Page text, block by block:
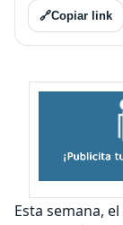
🔗Copiar link
Esta semana, el